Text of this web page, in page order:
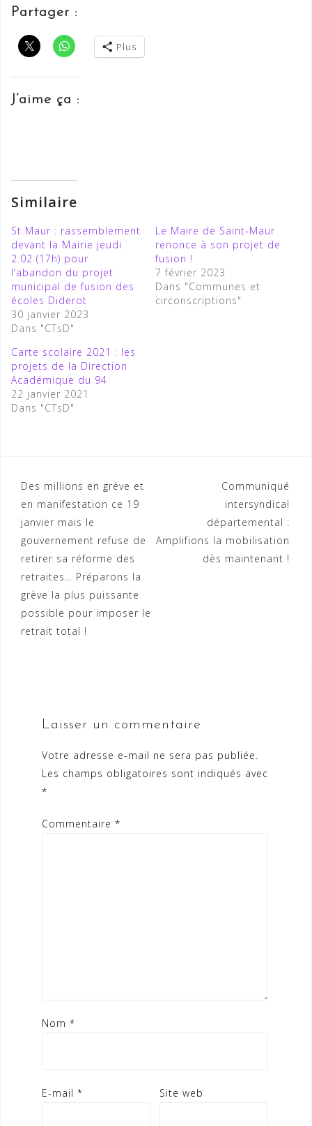
Partager :
Plus
J’aime ça :
Similaire
St Maur : rassemblement
devant la Mairie jeudi
2.02 (17h) pour
l’abandon du projet
municipal de fusion des
écoles Diderot
30 janvier 2023
Dans "CTsD"
Le Maire de Saint-Maur
renonce à son projet de
fusion !
7 février 2023
Dans "Communes et
circonscriptions"
Carte scolaire 2021 : les
projets de la Direction
Académique du 94
22 janvier 2021
Dans "CTsD"
Navigation
de
l’article
Des millions en grève et
en manifestation ce 19
janvier mais le
gouvernement refuse de
retirer sa réforme des
retraites… Préparons la
grève la plus puissante
possible pour imposer le
retrait total !
Communiqué
intersyndical
départemental :
Amplifions la mobilisation
dès maintenant !
Laisser un commentaire
Votre adresse e-mail ne sera pas publiée.
Les champs obligatoires sont indiqués avec
*
Commentaire *
Nom *
E-mail * Site web